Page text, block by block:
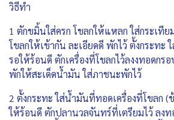
วิธีทำ
1 ตักขมิ้นใส่ครก โขลกให้แหลก ใส่กระเทีย
โขลกให้เข้ากัน ละเอียดดี พักไว้ ตั้งกระทะ
รอให้ร้อนดี ตักเครื่องที่โขลกไว้ลงงทอดกร
พักให้สะเด็ดน้ำมัน ใส่ภาชนะพักไว้
2 ตั้งกระทะ ใส่น้ำมันที่ทอดเครื่องที่โขลก (
ให้ร้อนดี ตักปลานวลจันทร์ที่เตรียมไว้ ลง